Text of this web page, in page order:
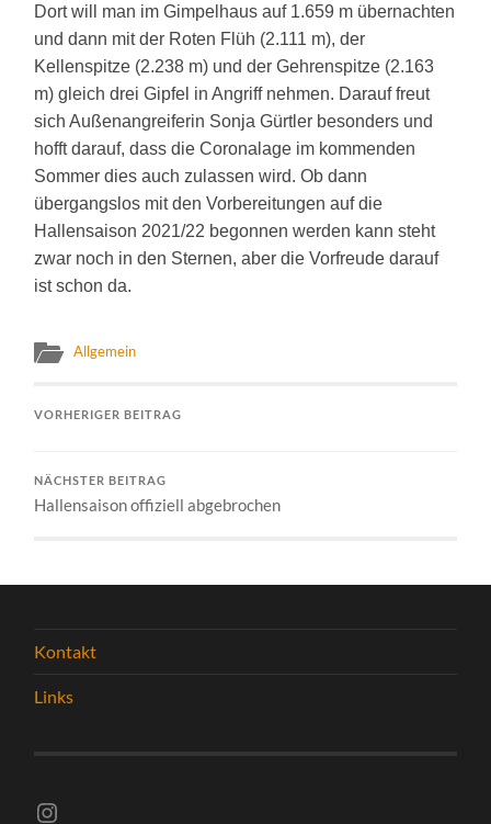
Dort will man im Gimpelhaus auf 1.659 m übernachten
und dann mit der Roten Flüh (2.111 m), der
Kellenspitze (2.238 m) und der Gehrenspitze (2.163
m) gleich drei Gipfel in Angriff nehmen. Darauf freut
sich Außenangreiferin Sonja Gürtler besonders und
hofft darauf, dass die Coronalage im kommenden
Sommer dies auch zulassen wird. Ob dann
übergangslos mit den Vorbereitungen auf die
Hallensaison 2021/22 begonnen werden kann steht
zwar noch in den Sternen, aber die Vorfreude darauf
ist schon da.
Allgemein
VORHERIGER BEITRAG
NÄCHSTER BEITRAG
Hallensaison offiziell abgebrochen
Kontakt
Links
Instagram vsghelmstadt.volleyball